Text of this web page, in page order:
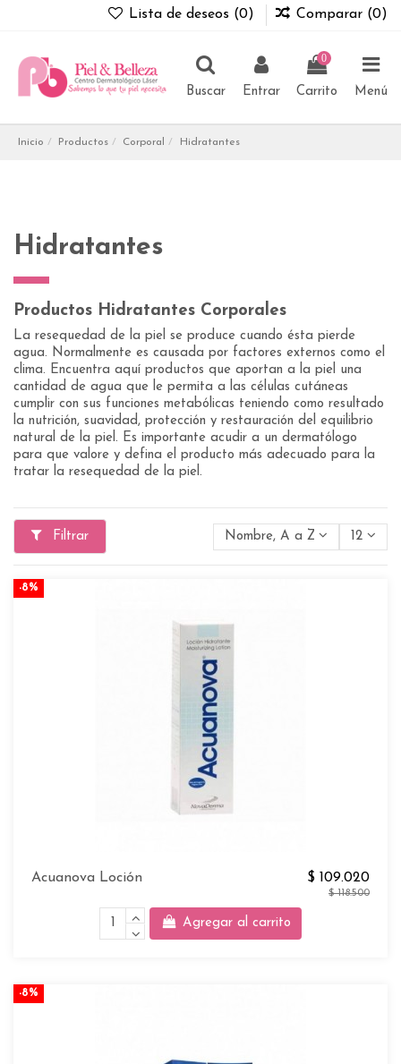
Lista de deseos (0) Comparar (0)
Buscar Entrar
0
Carrito Menú
Inicio Productos Corporal Hidratantes
Hidratantes
Productos Hidratantes Corporales
La resequedad de la piel se produce cuando ésta pierde
agua. Normalmente es causada por factores externos como el
clima. Encuentra aquí productos que aportan a la piel una
cantidad de agua que le permita a las células cutáneas
cumplir con sus funciones metabólicas teniendo como resultado
la nutrición, suavidad, protección y restauración del equilibrio
natural de la piel. Es importante acudir a un dermatólogo
para que valore y defina el producto más adecuado para la
tratar la resequedad de la piel.
Filtrar Nombre, A a Z 12
-8%
Acuanova Loción $ 109.020
$ 118.500
Agregar al carrito
-8%